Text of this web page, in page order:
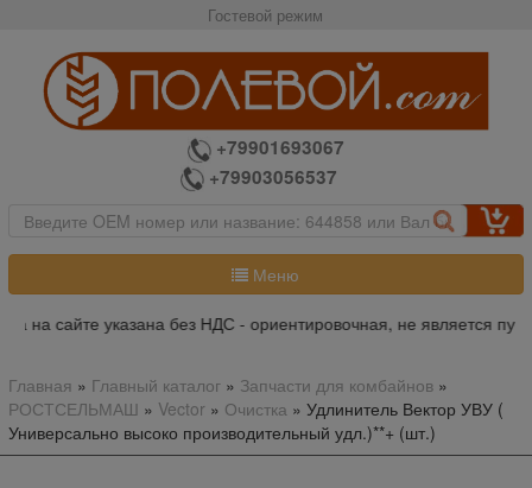
Гостевой режим
+79901693067
+79903056537
Меню
на сайте указана без НДС - ориентировочная, не является
Главная » Главный каталог» Запчасти для комбайнов»
РОСТСЕЛЬМАШ » Vector » Очистка » Удлинитель Вектор УВУ (
Универсально высоко производительный удл.)**+ (шт.)